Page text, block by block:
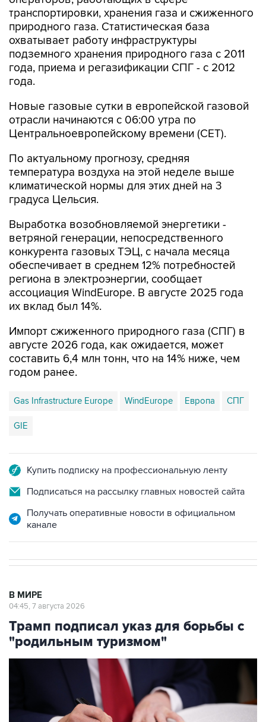
транспортировки, хранения газа и сжиженного
природного газа. Статистическая база
охватывает работу инфраструктуры
подземного хранения природного газа с 2011
года, приема и регазификации СПГ - с 2012
года.
Новые газовые сутки в европейской газовой
отрасли начинаются c 06:00 утра по
Центральноевропейскому времени (CET).
По актуальному прогнозу, средняя
температура воздуха на этой неделе выше
климатической нормы для этих дней на 3
градуса Цельсия.
Выработка возобновляемой энергетики -
ветряной генерации, непосредственного
конкурента газовых ТЭЦ, с начала месяца
обеспечивает в среднем 12% потребностей
региона в электроэнергии, сообщает
ассоциация WindEurope. В августе 2025 года
их вклад был 14%.
Импорт сжиженного природного газа (СПГ) в
августе 2026 года, как ожидается, может
составить 6,4 млн тонн, что на 14% ниже, чем
годом ранее.
Gas Infrastructure Europe WindEurope Европа СПГ
GIE
Купить подписку на профессиональную ленту
Подписаться на рассылку главных новостей сайта
Получать оперативные новости в официальном
канале
В МИРЕ
04:45, 7 августа 2026
Трамп подписал указ для борьбы с
"родильным туризмом"